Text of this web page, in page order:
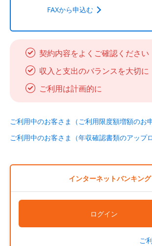
FAXから申込む
契約内容をよくご確認ください
収入と支出のバランスを大切に
ご利用は計画的に
ご利用中のお客さま（ご利用限度額増額のお
ご利用中のお客さま（年収確認書類のアップ
インターネットバンキング
ログイン
ご